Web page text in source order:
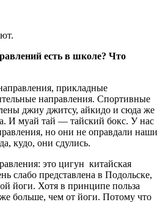
есть в школе? Что
прикладные
направления. Спортивные
джиу джитсу, айкидо и сюда же
И муай тай — тайский бокс. У нас
но они не оправдали наши
кудо, они сдулись.
это цигун ­ китайская
слабо представлена в Подольске,
йоги. Хотя в принципе польза
больше, чем от йоги. Потому что